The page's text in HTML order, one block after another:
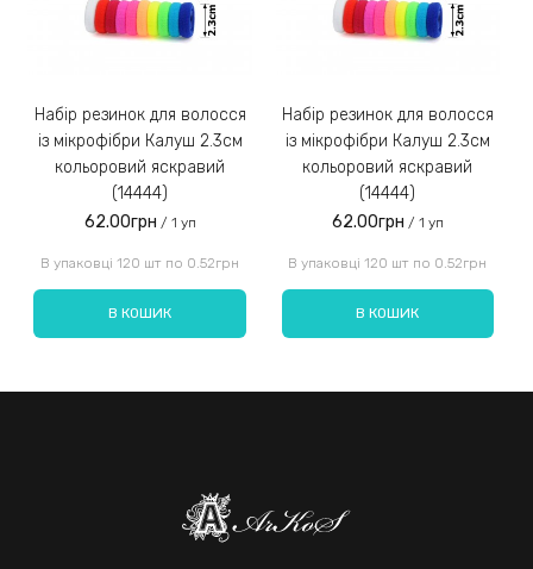
Введіть код, вказаний на зображенні:
Набір резинок для волосся
із мікрофібри Калуш 2.3см
кольоровий яскравий
(14444)
62.00грн / 1 уп
В упаковці 120 шт по 0.52грн
В КОШИК
Набір резинок для волосся
із мікрофібри Калуш 2.3см
кольоровий яскравий
(14444)
62.00грн / 1 уп
В упаковці 120 шт по 0.52грн
В КОШИК